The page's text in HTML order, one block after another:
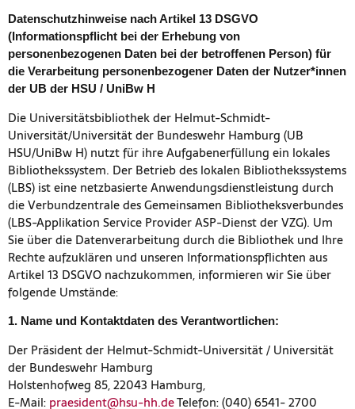
Datenschutzhinweise nach Artikel 13 DSGVO
(Informationspflicht bei der Erhebung von
personenbezogenen Daten bei der betroffenen Person) für
die Verarbeitung personenbezogener Daten der Nutzer*innen
der UB der HSU / UniBw H
Die Universitätsbibliothek der Helmut-Schmidt-
Universität/Universität der Bundeswehr Hamburg (UB
HSU/UniBw H) nutzt für ihre Aufgabenerfüllung ein lokales
Bibliothekssystem. Der Betrieb des lokalen Bibliothekssystems
(LBS) ist eine netzbasierte Anwendungsdienstleistung durch
die Verbundzentrale des Gemeinsamen Bibliotheksverbundes
(LBS-Applikation Service Provider ASP-Dienst der VZG). Um
Sie über die Datenverarbeitung durch die Bibliothek und Ihre
Rechte aufzuklären und unseren Informationspflichten aus
Artikel 13 DSGVO nachzukommen, informieren wir Sie über
folgende Umstände:
1. Name und Kontaktdaten des Verantwortlichen:
Der Präsident der Helmut-Schmidt-Universität / Universität
der Bundeswehr Hamburg
Holstenhofweg 85, 22043 Hamburg,
E-Mail: praesident@hsu-hh.deTelefon: (040) 6541- 2700